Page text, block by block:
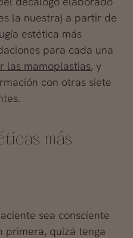
la nuestra) a partir de
estética más
para cada una
las mamoplastias, y
con otras siete
más
sea consciente
primera, quizá tenga